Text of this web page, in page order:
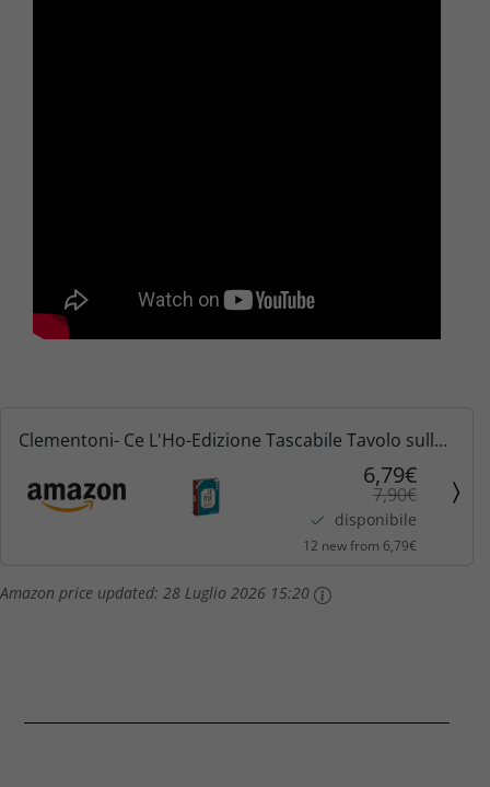
Clementoni- Ce L'Ho-Edizione Tascabile Tavolo sulla
Lingua Italiana, Gioco di società Adulti, 2-6 Giocatori-
Made in Italy, Colore, 16773
6,79€
7,90€
disponibile
12 new from 6,79€
Amazon price updated: 28 Luglio 2026 15:20